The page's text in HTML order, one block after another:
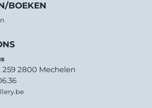
BOEKEN
2800 Mechelen